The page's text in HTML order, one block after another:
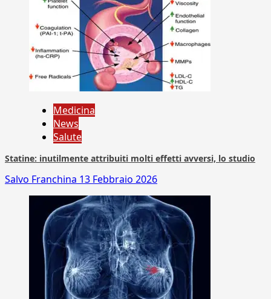
Medicina
News
Salute
Statine: inutilmente attribuiti molti effetti avversi, lo studio
Salvo Franchina 13 Febbraio 2026